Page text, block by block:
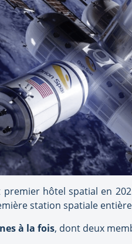
premier hôtel spatial en
station spatiale
à la fois, dont deux